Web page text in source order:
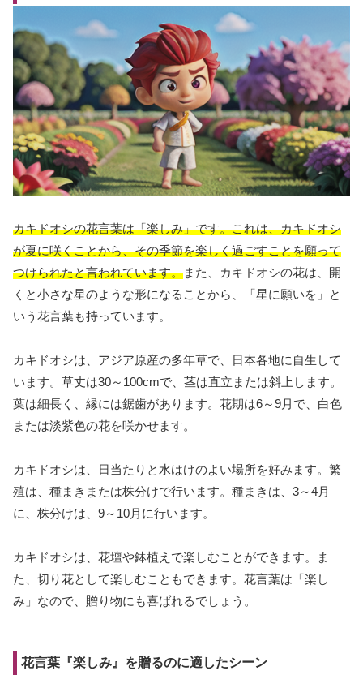
カキドオシの花言葉は「楽しみ」です。これは、カキドオシ
が夏に咲くことから、その季節を楽しく過ごすことを願って
つけられたと言われています。また、カキドオシの花は、開
くと小さな星のような形になることから、「星に願いを」と
いう花言葉も持っています。
カキドオシは、アジア原産の多年草で、日本各地に自生して
います。草丈は30～100cmで、茎は直立または斜上します。
葉は細長く、縁には鋸歯があります。花期は6～9月で、白色
または淡紫色の花を咲かせます。
カキドオシは、日当たりと水はけのよい場所を好みます。繁
殖は、種まきまたは株分けで行います。種まきは、3～4月
に、株分けは、9～10月に行います。
カキドオシは、花壇や鉢植えで楽しむことができます。ま
た、切り花として楽しむこともできます。花言葉は「楽し
み」なので、贈り物にも喜ばれるでしょう。
花言葉『楽しみ』を贈るのに適したシーン